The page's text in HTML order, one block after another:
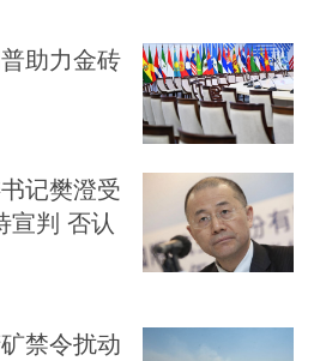
助力金砖
记樊澄受
宣判 否认
禁令扰动